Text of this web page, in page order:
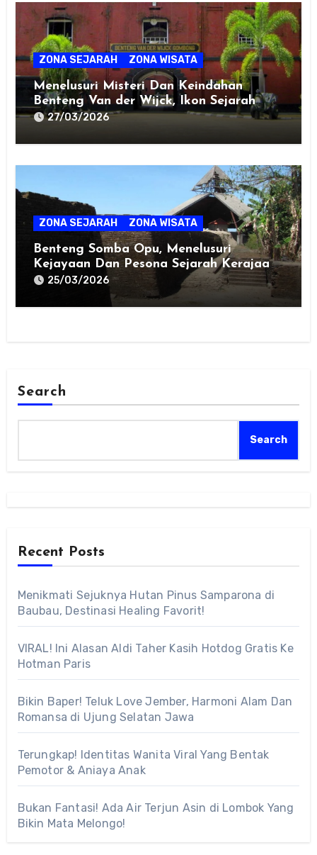
ZONA SEJARAH ZONA WISATA
Menelusuri Misteri Dan Keindahan
Benteng Van der Wijck, Ikon Sejarah
Kebumen!
27/03/2026
ZONA SEJARAH ZONA WISATA
Benteng Somba Opu, Menelusuri
Kejayaan Dan Pesona Sejarah Kerajaan
Gowa
25/03/2026
Search
Search
Recent Posts
Menikmati Sejuknya Hutan Pinus Samparona di
Baubau, Destinasi Healing Favorit!
VIRAL! Ini Alasan Aldi Taher Kasih Hotdog Gratis Ke
Hotman Paris
Bikin Baper! Teluk Love Jember, Harmoni Alam Dan
Romansa di Ujung Selatan Jawa
Terungkap! Identitas Wanita Viral Yang Bentak
Pemotor & Aniaya Anak
Bukan Fantasi! Ada Air Terjun Asin di Lombok Yang
Bikin Mata Melongo!